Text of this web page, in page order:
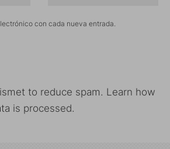
con cada nueva entrada.
to reduce spam. Learn how
is processed.